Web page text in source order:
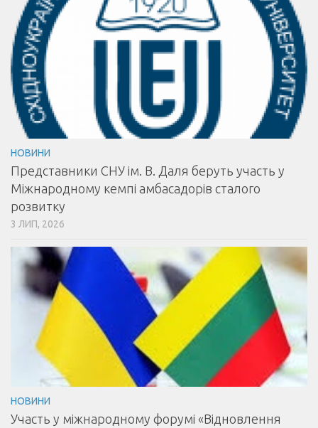
НОВИНИ
Представники СНУ ім. В. Даля беруть участь у
Міжнародному кемпі амбасадорів сталого
розвитку
3 ЛИП, 2026
НОВИНИ
Участь у міжнародному форумі «Відновлення